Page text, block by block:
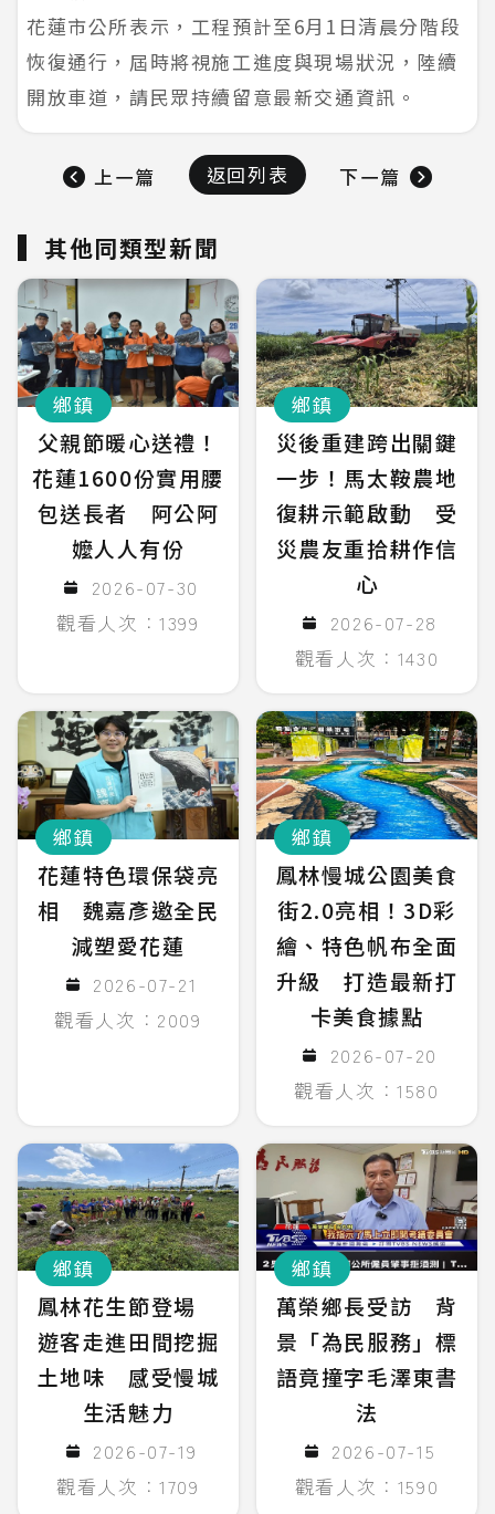
花蓮市公所表示，工程預計至6月1日清晨分階段
恢復通行，屆時將視施工進度與現場狀況，陸續
開放車道，請民眾持續留意最新交通資訊。
上一篇 返回列表 下一篇
其他同類型新聞
鄉鎮
父親節暖心送禮！
花蓮1600份實用腰
包送長者 阿公阿
嬤人人有份
2026-07-30
觀看人次：1399
鄉鎮
災後重建跨出關鍵
一步！馬太鞍農地
復耕示範啟動 受
災農友重拾耕作信
心
2026-07-28
觀看人次：1430
鄉鎮
花蓮特色環保袋亮
相 魏嘉彥邀全民
減塑愛花蓮
2026-07-21
觀看人次：2009
鄉鎮
鳳林慢城公園美食
街2.0亮相！3D彩
繪、特色帆布全面
升級 打造最新打
卡美食據點
2026-07-20
觀看人次：1580
鄉鎮
鳳林花生節登場
遊客走進田間挖掘
土地味 感受慢城
生活魅力
2026-07-19
觀看人次：1709
鄉鎮
萬榮鄉長受訪 背
景「為民服務」標
語竟撞字毛澤東書
法
2026-07-15
觀看人次：1590